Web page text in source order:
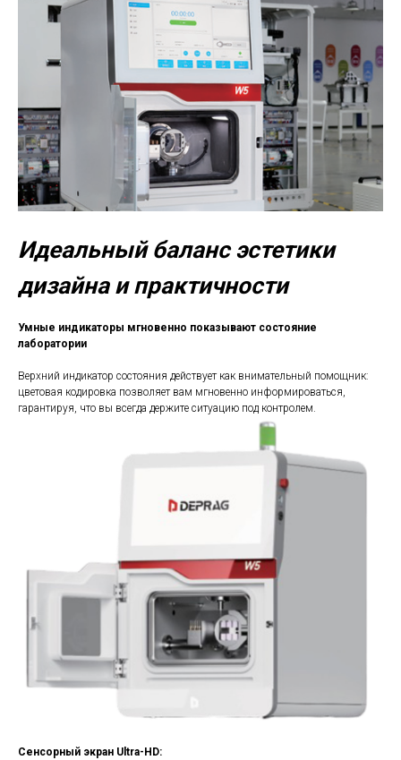
Идеальный баланс эстетики
дизайна и практичности
Умные индикаторы мгновенно показывают состояние
лаборатории
Верхний индикатор состояния действует как внимательный помощник:
цветовая кодировка позволяет вам мгновенно информироваться,
гарантируя, что вы всегда держите ситуацию под контролем.
Сенсорный экран Ultra-HD: